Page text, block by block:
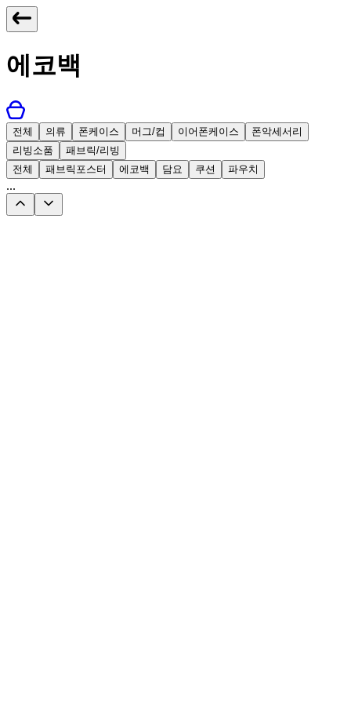
에코백
전체 의류 폰케이스 머그/컵 이어폰케이스
폰악세서리
리빙소품
패브릭/리빙
전체
패브릭포스터 에코백 담요 쿠션 파우치
...